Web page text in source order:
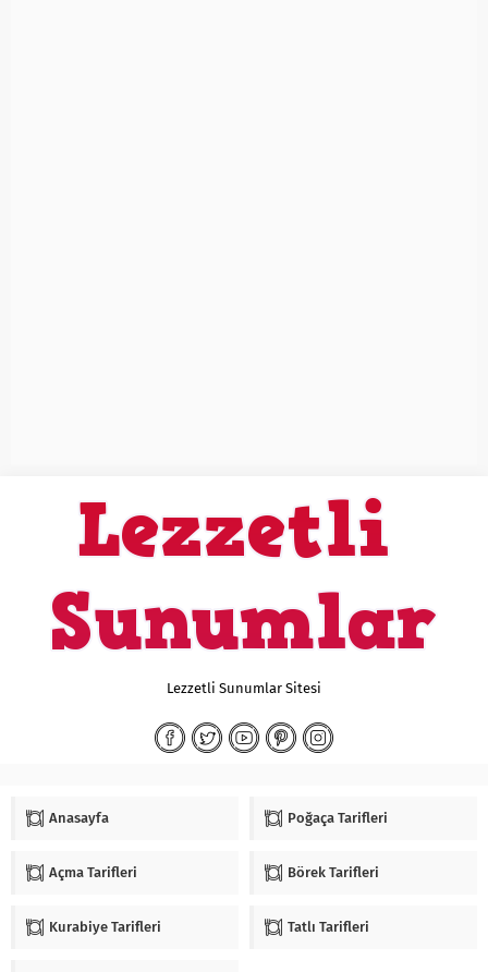
Lezzetli Sunumlar Sitesi
Anasayfa Poğaça Tarifleri
Açma Tarifleri Börek Tarifleri
Kurabiye Tarifleri Tatlı Tarifleri